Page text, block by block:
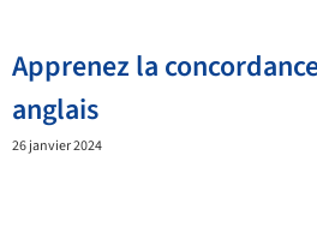
Apprenez la
anglais
26 janvier 2024